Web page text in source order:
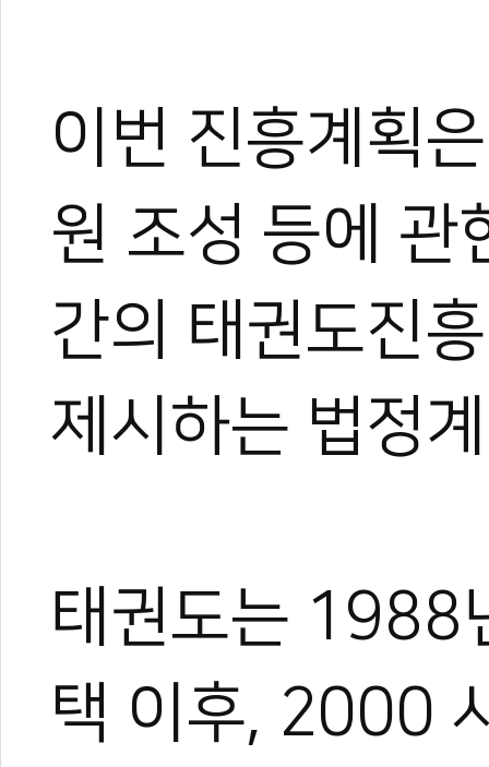
이번 진흥계획
원 조성 등에
간의 태권도진
제시하는 법정
태권도는 1988
택 이후, 2000